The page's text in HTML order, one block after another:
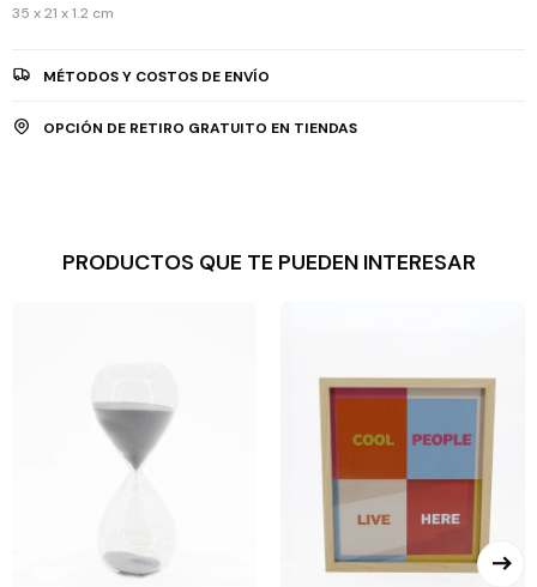
35 x 21 x 1.2 cm
MÉTODOS Y COSTOS DE ENVÍO
OPCIÓN DE RETIRO GRATUITO EN TIENDAS
PRODUCTOS QUE TE PUEDEN INTERESAR